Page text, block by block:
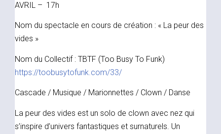
AVRIL – 17h
Nom du spectacle en cours de création : « La peur des
vides »
Nom du Collectif : TBTF (Too Busy To Funk)
https://toobusytofunk.com/33/
Cascade / Musique / Marionnettes / Clown / Danse
La peur des vides est un solo de clown avec nez qui
s’inspire d’univers fantastiques et surnaturels. Un